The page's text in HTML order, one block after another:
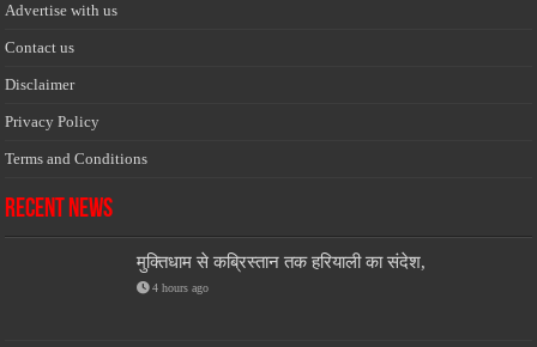
Advertise with us
Contact us
Disclaimer
Privacy Policy
Terms and Conditions
Recent News
मुक्तिधाम से कब्रिस्तान तक हरियाली का संदेश,
4 hours ago